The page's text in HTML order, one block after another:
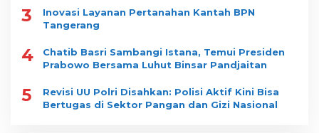
3
Inovasi Layanan Pertanahan Kantah BPN
Tangerang
4
Chatib Basri Sambangi Istana, Temui Presiden
Prabowo Bersama Luhut Binsar Pandjaitan
5
Revisi UU Polri Disahkan: Polisi Aktif Kini Bisa
Bertugas di Sektor Pangan dan Gizi Nasional